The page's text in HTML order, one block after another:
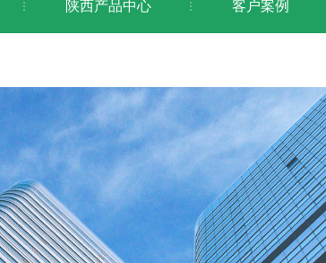
陕西产品中心 客户案例